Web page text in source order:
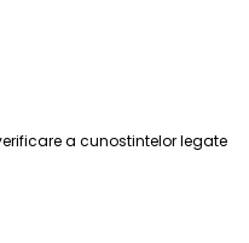
a cunostintelor legate